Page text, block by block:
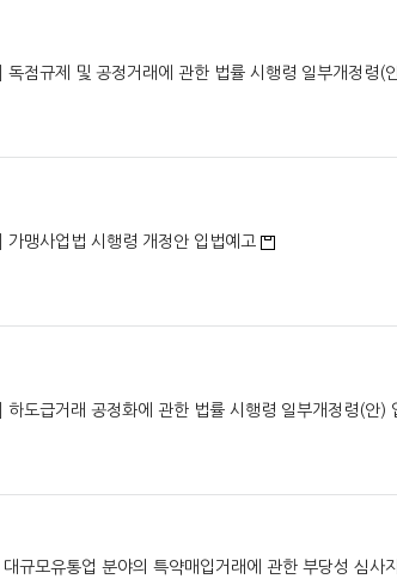
독점규제 및 공정거래에 관한 법률 시행령 일부개정령(
가맹사업법 시행령 개정안 입법예고
하도급거래 공정화에 관한 법률 시행령 일부개정령(안)
대규모유통업 분야의 특약매입거래에 관한 부당성 심사